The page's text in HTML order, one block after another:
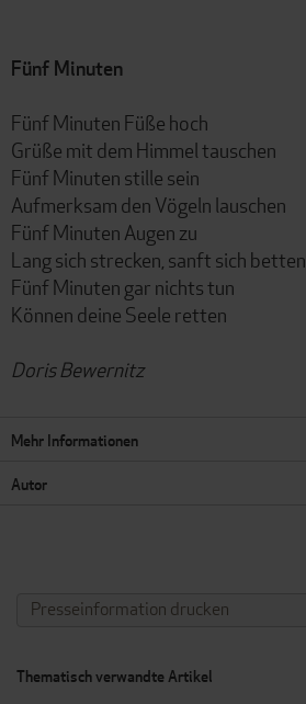
Fünf Minuten
Fünf Minuten Füße hoch
Grüße mit dem Himmel tauschen
Fünf Minuten stille sein
Aufmerksam den Vögeln lauschen
Fünf Minuten Augen zu
Lang sich strecken, sanft sich betten
Fünf Minuten gar nichts tun
Können deine Seele retten
Doris Bewernitz
Mehr Informationen
Autor
Presseinformation drucken
Thematisch verwandte Artikel